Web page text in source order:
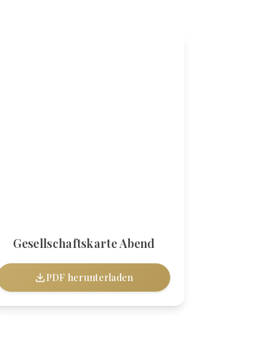
Gesellschaftskarte Abend
PDF herunterladen